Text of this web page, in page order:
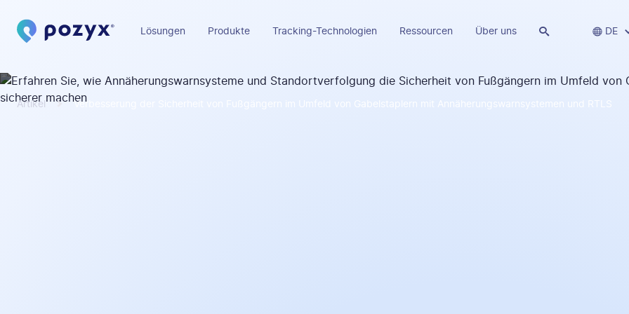
Lösungen Produkte Tracking-Technologien Ressourcen Über uns   DE
Artikel Verbesserung der Sicherheit von Fußgängern im Umfeld von Gabelstaplern mit Annäherungswarnsystemen und RTLS